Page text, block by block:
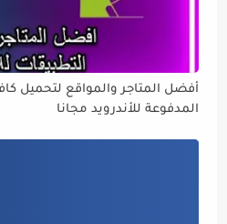
أفضل المتاجر والمواقع لتحميل
المدفوعة للأندرويد مجانا